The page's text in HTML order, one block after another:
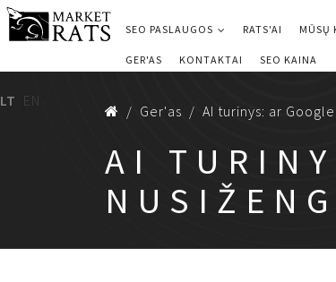
SEO PASLAUGOS RATS'AI MŪSŲ
GER'AS KONTAKTAI SEO KAINA
LT EN
Ger'as AI turinys: ar
AI